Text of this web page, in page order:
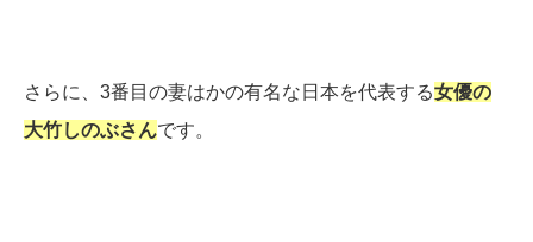
さらに、3番目の妻はかの有名な日本を代表する女優の
大竹しのぶさんです。